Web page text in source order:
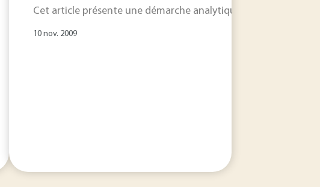
Cet article présente une démarche analytique rapide et
10 nov. 2009